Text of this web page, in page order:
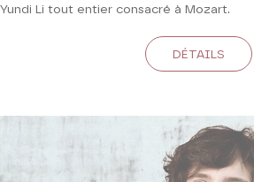
Yundi Li tout entier consacré à Mozart.
DÉTAILS